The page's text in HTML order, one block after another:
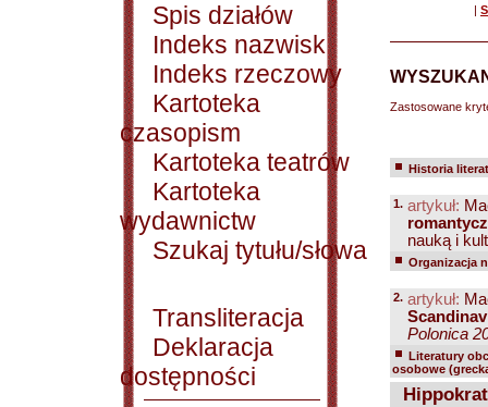
Spis działów
Indeks nazwisk
Indeks rzeczowy
Kartoteka
czasopism
Kartoteka teatrów
Kartoteka
wydawnictw
Szukaj tytułu/słowa
Transliteracja
Deklaracja
dostępności
|
Zastosowane
Historia
1. artykuł:
nauką i
Organizacja
2. artykuł:
Polonica
Literatury
osobowe